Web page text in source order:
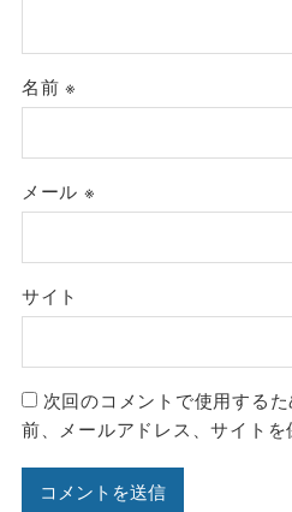
名前※
メール ※
サイト
次回のコメントで使用する
前、メールアドレス、サイトを